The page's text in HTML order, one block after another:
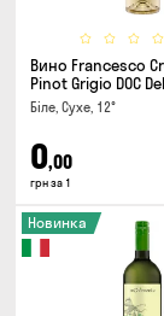
Вино Francesco
Pinot Grigio DOC
Біле, Сухе, 12°
0,00
грн за 1
Новинка